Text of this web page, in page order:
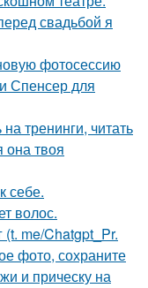
свадьбой я
фотосессию
Спенсер для
тренинги, читать
она твоя
себе.
волос.
(t. me/Chatgpt_Pr.
фото, сохраните
и прическу на